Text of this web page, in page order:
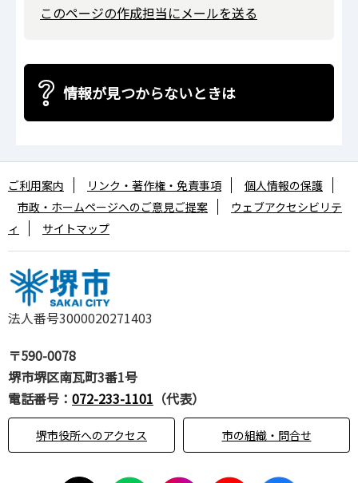
このページの作成担当にメールを送る
情報が見つからないときは
法人番号3000020271403
〒590-0078
堺市堺区南瓦町3番1号
電話番号： 072-233-1101 （代表）
堺市役所へのアクセス 市の組織・問合せ
ご利用案内 リンク・著作権・免責事項
個人情報の保護
市政・ホームページへのご意見ご提案
ウェブアクセシビリテ
ィ
サイトマップ